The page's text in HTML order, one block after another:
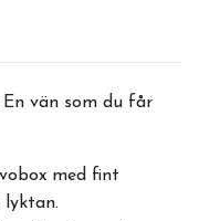
vän som du får
med fint
lyktan.